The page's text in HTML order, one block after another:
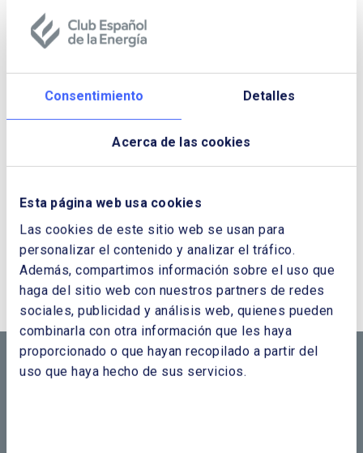
Consentimiento Detalles
Acerca de las cookies
Esta página web usa cookies
Las cookies de este sitio web se usan para
personalizar el contenido y analizar el tráfico.
Además, compartimos información sobre el uso que
haga del sitio web con nuestros partners de redes
sociales, publicidad y análisis web, quienes pueden
combinarla con otra información que les haya
proporcionado o que hayan recopilado a partir del
uso que haya hecho de sus servicios.
¿QUIERES PONERTE EN CONTACTO CON
NOSOTROS?
CONTÁCTANOS SI
NECESITAS MÁS